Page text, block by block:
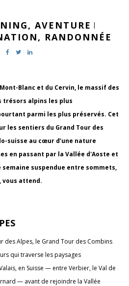
AVENTURE |
RANDONNÉE
Blanc et du Cervin, le massif des
trésors alpins les plus
parmi les plus préservés. Cet
les sentiers du Grand Tour des
suisse au cœur d’une nature
en passant par la Vallée d'Aoste et
semaine suspendue entre sommets,
vous attend.
des Alpes, le Grand Tour des Combins
qui traverse les paysages
en Suisse — entre Verbier, le Val de
— avant de rejoindre la Vallée